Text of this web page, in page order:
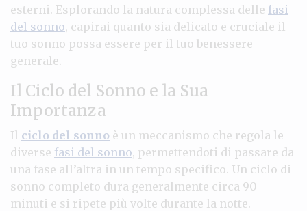
esterni. Esplorando la natura complessa delle fasi
del sonno, capirai quanto sia delicato e cruciale il
tuo sonno possa essere per il tuo benessere
generale.
Il Ciclo del Sonno e la Sua
Importanza
Il ciclo del sonno è un meccanismo che regola le
diverse fasi del sonno, permettendoti di passare da
una fase all’altra in un tempo specifico. Un ciclo di
sonno completo dura generalmente circa 90
minuti e si ripete più volte durante la notte.